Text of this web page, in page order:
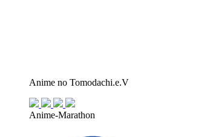
Anime no Tomodachi.e.V
Anime-Marathon